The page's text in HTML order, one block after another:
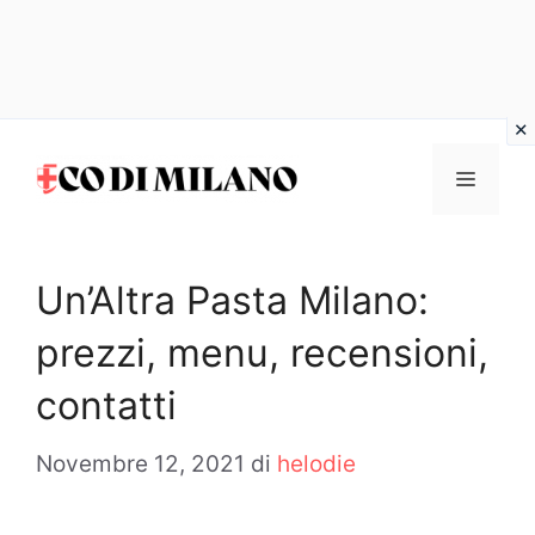
MENU
Un’Altra Pasta Milano:
prezzi, menu, recensioni,
contatti
Novembre 12, 2021 di helodie